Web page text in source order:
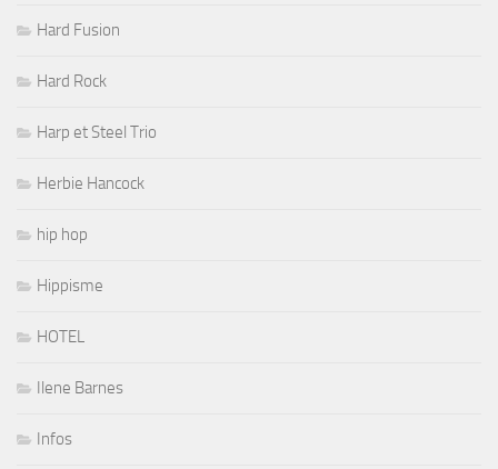
Hard Fusion
Hard Rock
Harp et Steel Trio
Herbie Hancock
hip hop
Hippisme
HOTEL
Ilene Barnes
Infos